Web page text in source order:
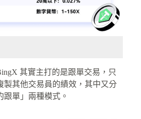
其實主打的是跟單交易，只
製其他交易員的績效，其中又分
單」兩種模式。